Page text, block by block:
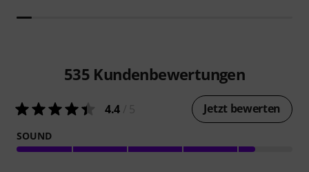
535 Kundenbewertungen
4.4 Jetzt bewerten
SOUND